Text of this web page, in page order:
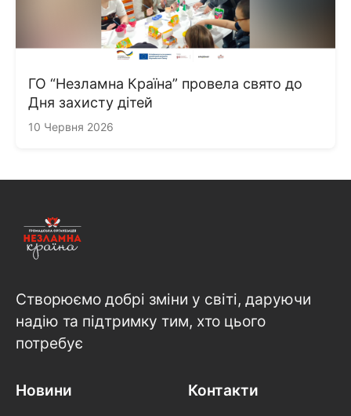
ГО “Незламна Країна” провела свято до
Дня захисту дітей
10 Червня 2026
Створюємо добрі зміни у світі, даруючи
надію та підтримку тим, хто цього
потребує
Новини Контакти